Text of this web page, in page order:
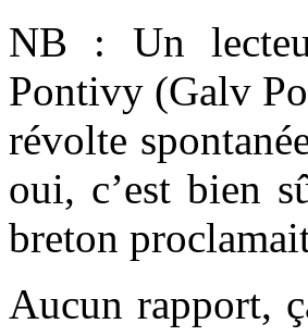
NB : Un
Pontivy (Galv
révolte
oui, c’est bien
breton
Aucun rapport,